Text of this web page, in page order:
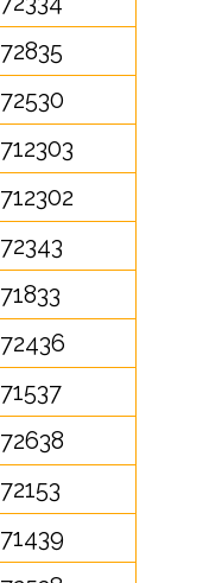
72835
72530
712303
712302
72343
71833
72436
71537
72638
72153
71439